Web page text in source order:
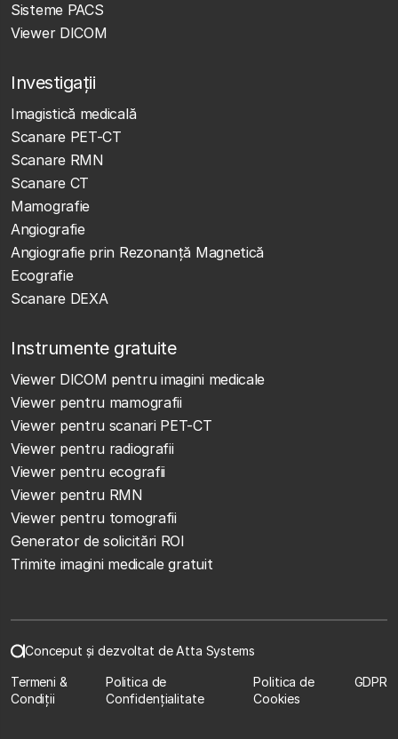
Sisteme PACS
Viewer DICOM
Investigații
Imagistică medicală
Scanare PET-CT
Scanare RMN
Scanare CT
Mamografie
Angiografie
Angiografie prin Rezonanță Magnetică
Ecografie
Scanare DEXA
Instrumente gratuite
Viewer DICOM pentru imagini medicale
Viewer pentru mamografii
Viewer pentru scanari PET-CT
Viewer pentru radiografii
Viewer pentru ecografii
Viewer pentru RMN
Viewer pentru tomografii
Generator de solicitări ROI
Trimite imagini medicale gratuit
Conceput și dezvoltat de Atta Systems
Termeni &
Condiții
Politica de
Confidențialitate
Politica de
Cookies
GDPR